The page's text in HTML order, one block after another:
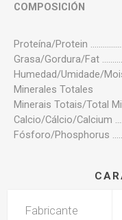
COMPOSICIÓN
Proteína/Protein
Grasa/Gordura/Fat
Humedad/Umidade/
Minerales Totales
Minerais Totais/Total
Calcio/Cálcio/Calcium
Fósforo/Phosphorus
Fabricante